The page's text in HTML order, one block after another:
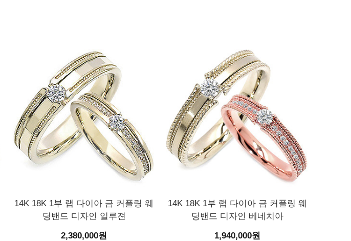
14K 18K 1부 랩 다이아 금 커플링 웨
딩밴드 디자인 일루젼
2,380,000원
14K 18K 1부 랩 다이아 금 커플링 웨
딩밴드 디자인 베네치아
1,940,000원